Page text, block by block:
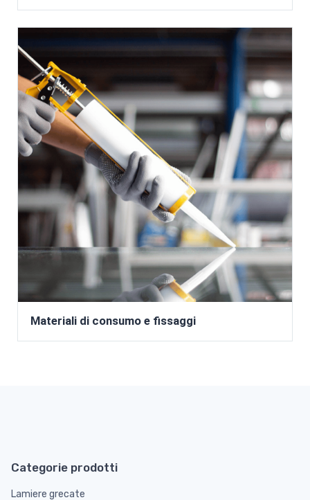
Materiali di consumo e fissaggi
Categorie prodotti
Lamiere grecate